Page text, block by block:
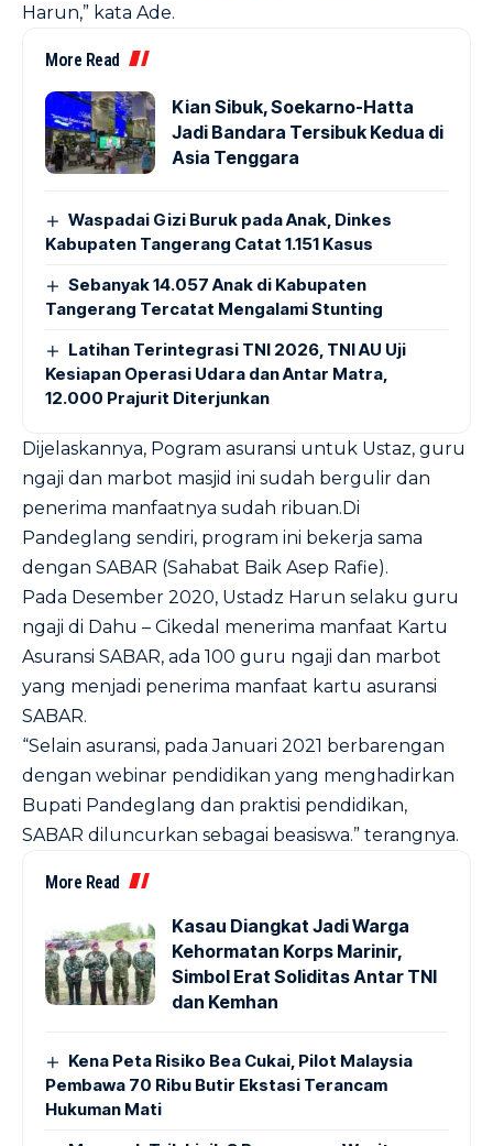
Harun,” kata Ade.
More Read
Kian Sibuk, Soekarno-Hatta
Jadi Bandara Tersibuk Kedua di
Asia Tenggara
Waspadai Gizi Buruk pada Anak, Dinkes
Kabupaten Tangerang Catat 1.151 Kasus
Sebanyak 14.057 Anak di Kabupaten
Tangerang Tercatat Mengalami Stunting
Latihan Terintegrasi TNI 2026, TNI AU Uji
Kesiapan Operasi Udara dan Antar Matra,
12.000 Prajurit Diterjunkan
Dijelaskannya, Pogram asuransi untuk Ustaz, guru
ngaji dan marbot masjid ini sudah bergulir dan
penerima manfaatnya sudah ribuan.Di
Pandeglang sendiri, program ini bekerja sama
dengan SABAR (Sahabat Baik Asep Rafie).
Pada Desember 2020, Ustadz Harun selaku guru
ngaji di Dahu – Cikedal menerima manfaat Kartu
Asuransi SABAR, ada 100 guru ngaji dan marbot
yang menjadi penerima manfaat kartu asuransi
SABAR.
“Selain asuransi, pada Januari 2021 berbarengan
dengan webinar pendidikan yang menghadirkan
Bupati Pandeglang dan praktisi pendidikan,
SABAR diluncurkan sebagai beasiswa.” terangnya.
More Read
Kasau Diangkat Jadi Warga
Kehormatan Korps Marinir,
Simbol Erat Soliditas Antar TNI
dan Kemhan
Kena Peta Risiko Bea Cukai, Pilot Malaysia
Pembawa 70 Ribu Butir Ekstasi Terancam
Hukuman Mati